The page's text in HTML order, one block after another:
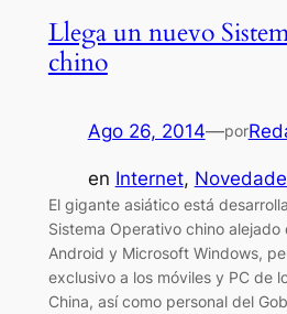
Llega un nuevo
chino
Ago 26, 2014—por
en Internet,
El gigante asiático está
Sistema Operativo chino alejado
Android y Microsoft Windows,
exclusivo a los móviles y PC de
China, así como personal del